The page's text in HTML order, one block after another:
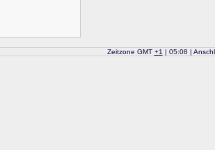
Zeitzone GMT +1 | 05:08 |